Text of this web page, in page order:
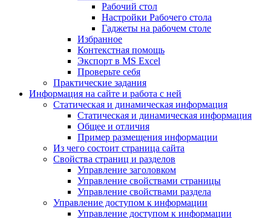
Рабочий стол
Настройки Рабочего стола
Гаджеты на рабочем столе
Избранное
Контекстная помощь
Экспорт в MS Excel
Проверьте себя
Практические задания
Информация на сайте и работа с ней
Статическая и динамическая информация
Статическая и динамическая информация
Общее и отличия
Пример размещения информации
Из чего состоит страница сайта
Свойства страниц и разделов
Управление заголовком
Управление свойствами страницы
Управление свойствами раздела
Управление доступом к информации
Управление доступом к информации